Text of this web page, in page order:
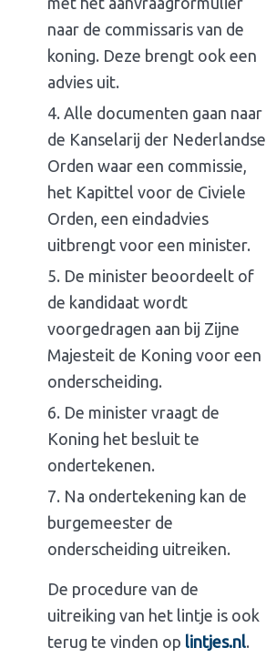
naar de commissaris van de
koning. Deze brengt ook een
advies uit.
Alle documenten gaan naar
de Kanselarij der Nederlandse
Orden waar een commissie,
het Kapittel voor de Civiele
Orden, een eindadvies
uitbrengt voor een minister.
De minister beoordeelt of
de kandidaat wordt
voorgedragen aan bij Zijne
Majesteit de Koning voor een
onderscheiding.
De minister vraagt de
Koning het besluit te
ondertekenen.
Na ondertekening kan de
burgemeester de
onderscheiding uitreiken.
De procedure van de
uitreiking van het lintje is ook
terug te vinden op lintjes.nl.